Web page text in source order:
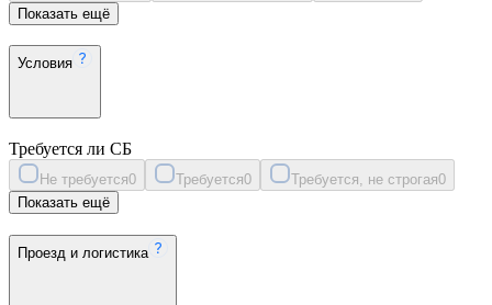
Показать ещё
Условия
Требуется ли СБ
Не требуется0 Требуется0 Требуется, не строгая0
Показать ещё
Проезд и логистика